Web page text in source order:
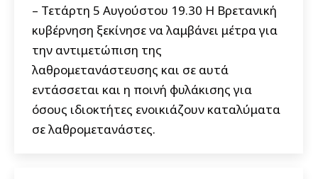
– Τετάρτη 5 Αυγούστου 19.30 Η Βρετανική
κυβέρνηση ξεκίνησε να λαμβάνει μέτρα για
την αντιμετώπιση της
λαθρομετανάστευσης και σε αυτά
εντάσσεται και η ποινή φυλάκισης για
όσους ιδιοκτήτες ενοικιάζουν καταλύματα
σε λαθρομετανάστες.